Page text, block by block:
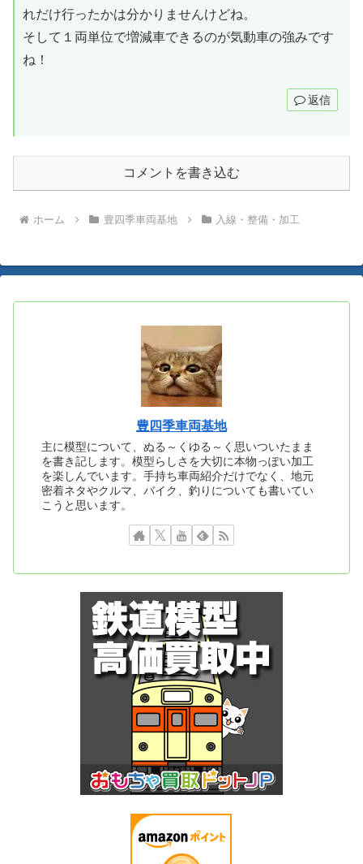
れだけ行ったかは分かりませんけどね。
そして１両単位で増減車できるのが気動車の強みです
ね！
返信
コメントを書き込む
ホーム 豊四季車両基地 入線・整備・加工
豊四季車両基地
主に模型について、ぬる～くゆる～く思いついたまま
を書き記します。模型らしさを大切に本物っぽい加工
を楽しんでいます。手持ち車両紹介だけでなく、地元
密着ネタやクルマ、バイク、釣りについても書いてい
こうと思います。